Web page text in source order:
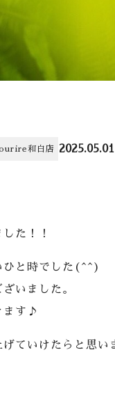
和白店 2025.05.01
た！！
ひと時でした(^^)
いました。
ます♪
ていけたらと思い